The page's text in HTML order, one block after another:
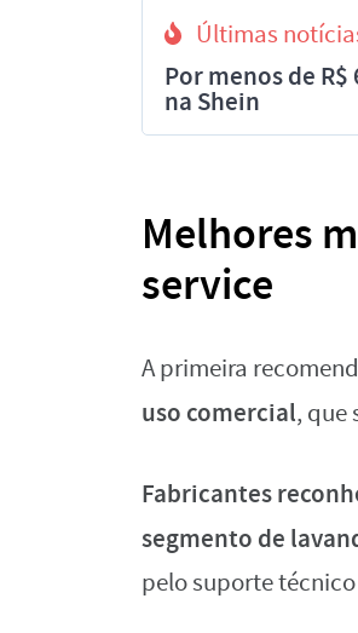
Últimas
Por menos de
na Shein
Melhores
service
A primeira
uso comercial, que
Fabricantes
segmento de
pelo suporte